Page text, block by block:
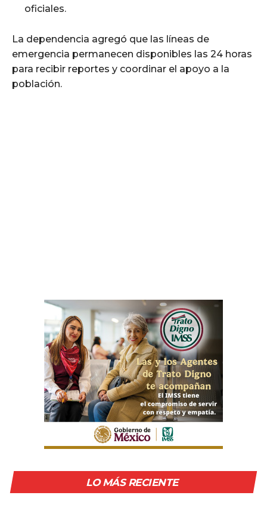
oficiales.
La dependencia agregó que las líneas de
emergencia permanecen disponibles las 24 horas
para recibir reportes y coordinar el apoyo a la
población.
LO MÁS RECIENTE